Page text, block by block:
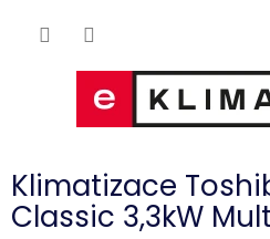
Klimatizace
Classic 3,3kW